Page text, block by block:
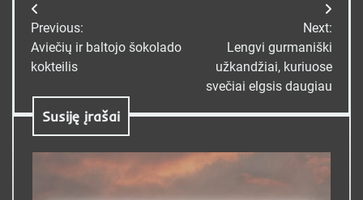
Navigacija
tarp
įrašų
Previous:
Aviečių ir baltojo šokolado
kokteilis
Next:
Lengvi gurmaniški
užkandžiai, kuriuose
svečiai elgsis daugiau
Susiję įrašai